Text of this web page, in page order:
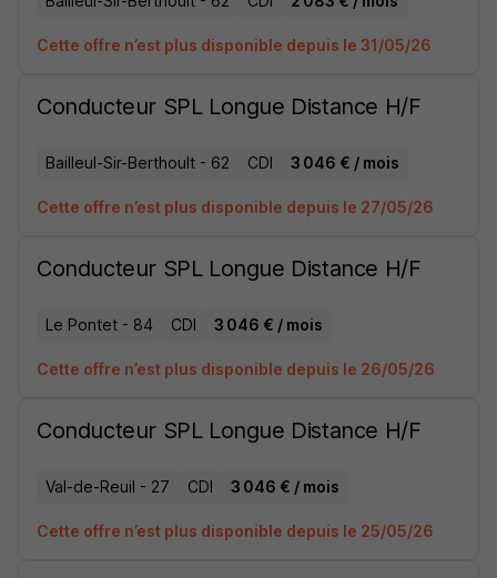
Cette offre n’est plus disponible depuis le 31/05/26
Conducteur SPL Longue Distance H/F
Bailleul-Sir-Berthoult - 62 CDI 3 046 € / mois
Cette offre n’est plus disponible depuis le 27/05/26
Conducteur SPL Longue Distance H/F
Le Pontet - 84 CDI 3 046 € / mois
Cette offre n’est plus disponible depuis le 26/05/26
Conducteur SPL Longue Distance H/F
Val-de-Reuil - 27 CDI 3 046 € / mois
Cette offre n’est plus disponible depuis le 25/05/26